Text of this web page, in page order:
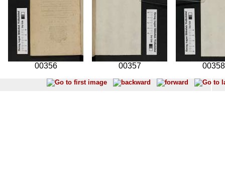
00356 00357 00358